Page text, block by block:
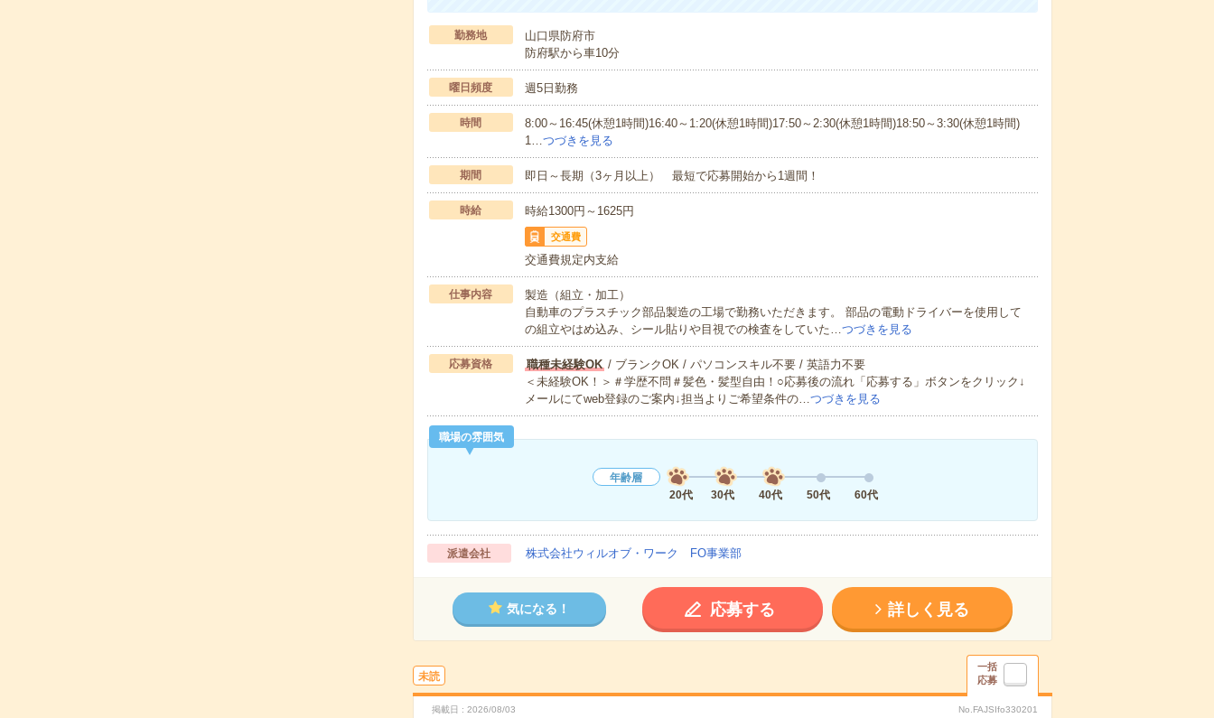
勤務地
山口県防府市
防府駅から車10分
曜日頻度 週5日勤務
時間
8:00～16:45(休憩1時間)16:40～1:20(休憩1時間)17:50～2:30(休憩1時間)18:50～3:30(休憩1時間)
1… つづきを見る
期間 即日～長期（3ヶ月以上） 最短で応募開始から1週間！
時給 時給1300円～1625円
交通費
交通費規定内支給
仕事内容
製造（組立・加工）
自動車のプラスチック部品製造の工場で勤務いただきます。 部品の電動ドライバーを使用して
の組立やはめ込み、シール貼りや目視での検査をしていた… つづきを見る
応募資格 職種未経験OK / ブランクOK / パソコンスキル不要 / 英語力不要
＜未経験OK！＞＃学歴不問＃髪色・髪型自由！○応募後の流れ「応募する」ボタンをクリック↓
メールにてweb登録のご案内↓担当よりご希望条件の… つづきを見る
職場の雰囲気
年齢層
20代
30代 40代 50代 60代
派遣会社 株式会社ウィルオブ・ワーク FO事業部
気になる！ 応募する 詳しく見る
未読
一括
応募
掲載日 2026/08/03 No.FAJSIfo330201